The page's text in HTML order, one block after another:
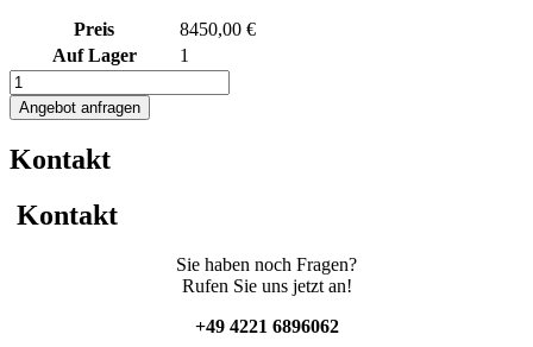
Preis
8450,00 €
Auf Lager
1
695L
Elektrisch
beheizbarer
Menge
Angebot anfragen
Kontakt
Kontakt
Sie haben noch Fragen?
Rufen Sie uns jetzt an!
+49 4221 6896062